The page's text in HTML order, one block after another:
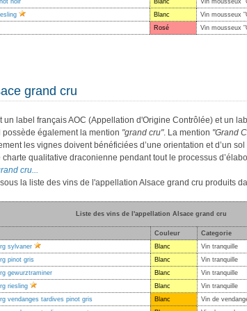
noir Blanc Vin mousseux
Blanc Vin mousseux
Rosé Vin mousseux
grand cru
un label français AOC (Appellation d'Origine Contrôlée) et un
également la mention "grand cru". La mention "Grand
les vignes doivent bénéficiées d’une orientation et d’un
qualitative draconienne pendant tout le processus
cru...
la liste des vins de l'appellation Alsace grand cru produits
Liste des vins de l'appellation Alsace grand cru
Couleur Categorie
sylvaner
Blanc Vin tranquille
pinot gris
Blanc Vin tranquille
gewurztraminer
Blanc Vin tranquille
riesling
Blanc Vin tranquille
vendanges tardives pinot gris
Blanc Vin de